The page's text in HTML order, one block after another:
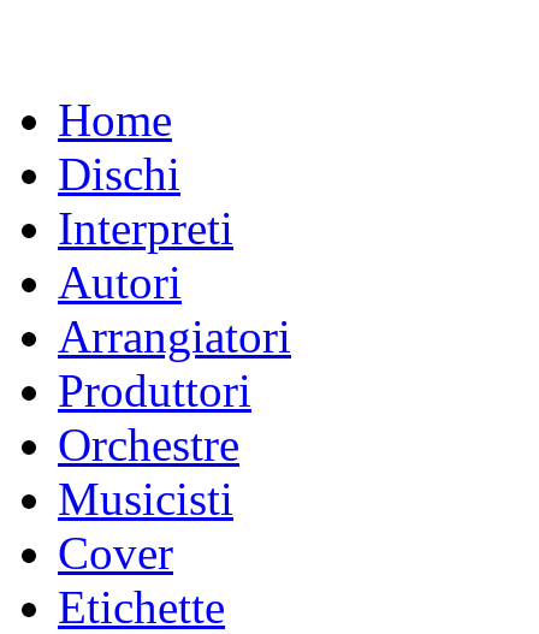
Home
Dischi
Interpreti
Autori
Arrangiatori
Produttori
Orchestre
Musicisti
Cover
Etichette